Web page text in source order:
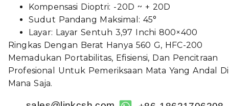
Kompensasi Dioptri: -20D ~ + 20D
Sudut Pandang Maksimal: 45°
Layar: Layar Sentuh 3,97 Inchi 800×400
Ringkas Dengan Berat Hanya 560 G, HFC-200
Memadukan Portabilitas, Efisiensi, Dan Pencitraan
Profesional Untuk Pemeriksaan Mata Yang Andal Di
Mana Saja.